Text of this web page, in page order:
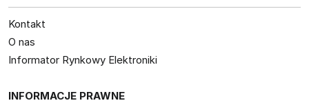
Kontakt
O nas
Informator Rynkowy Elektroniki
INFORMACJE PRAWNE